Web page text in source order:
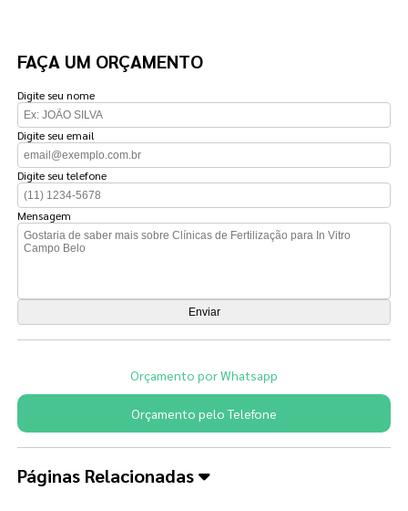
FAÇA UM ORÇAMENTO
Digite seu nome
Digite seu email
Digite seu telefone
Mensagem
Orçamento por Whatsapp
Orçamento pelo Telefone
Páginas Relacionadas